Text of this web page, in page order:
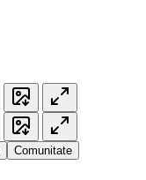
Comunitate